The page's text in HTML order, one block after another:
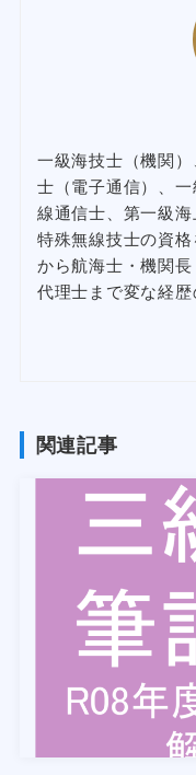
一級海技士（機関
士（電子通信）、
線通信士、第一級
特殊無線技士の資格
から航海士・機関
代理士まで変な経歴
関連記事